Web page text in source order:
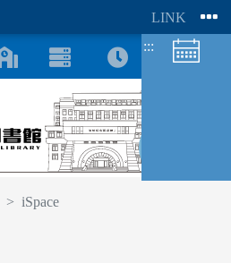
:::
iSpace